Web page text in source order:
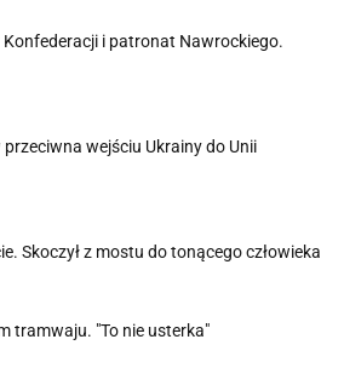
i patronat Nawrockiego.
wejściu Ukrainy do Unii
Skoczył z mostu do tonącego człowieka
tramwaju. "To nie usterka"